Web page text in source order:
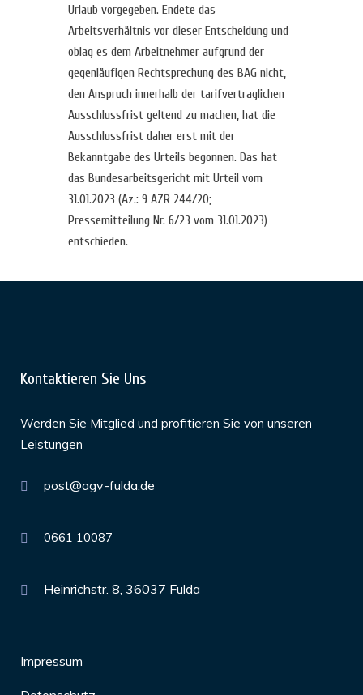
Urlaub vorgegeben. Endete das
Arbeitsverhältnis vor dieser Entscheidung und
oblag es dem Arbeitnehmer aufgrund der
gegenläufigen Rechtsprechung des BAG nicht,
den Anspruch innerhalb der tarifvertraglichen
Ausschlussfrist geltend zu machen, hat die
Ausschlussfrist daher erst mit der
Bekanntgabe des Urteils begonnen. Das hat
das Bundesarbeitsgericht mit Urteil vom
31.01.2023 (Az.: 9 AZR 244/20;
Pressemitteilung Nr. 6/23 vom 31.01.2023)
entschieden.
Kontaktieren Sie Uns
Werden Sie Mitglied und profitieren Sie von unseren
Leistungen
post@agv-fulda.de
0661 10087
Heinrichstr. 8, 36037 Fulda
Impressum